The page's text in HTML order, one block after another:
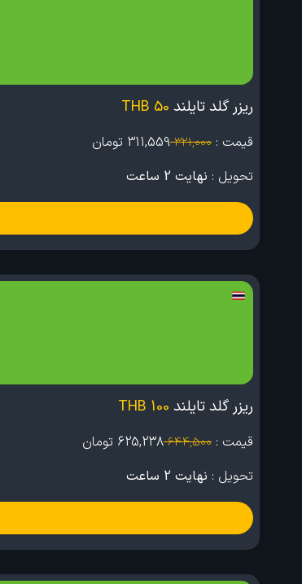
ریزر گلد تایلند 50 THB
قیمت : 321,000
311,559 تومان
تحویل : نهایت 2 ساعت
ریزر گلد تایلند 100 THB
قیمت : 644,500
625,238 تومان
تحویل : نهایت 2 ساعت